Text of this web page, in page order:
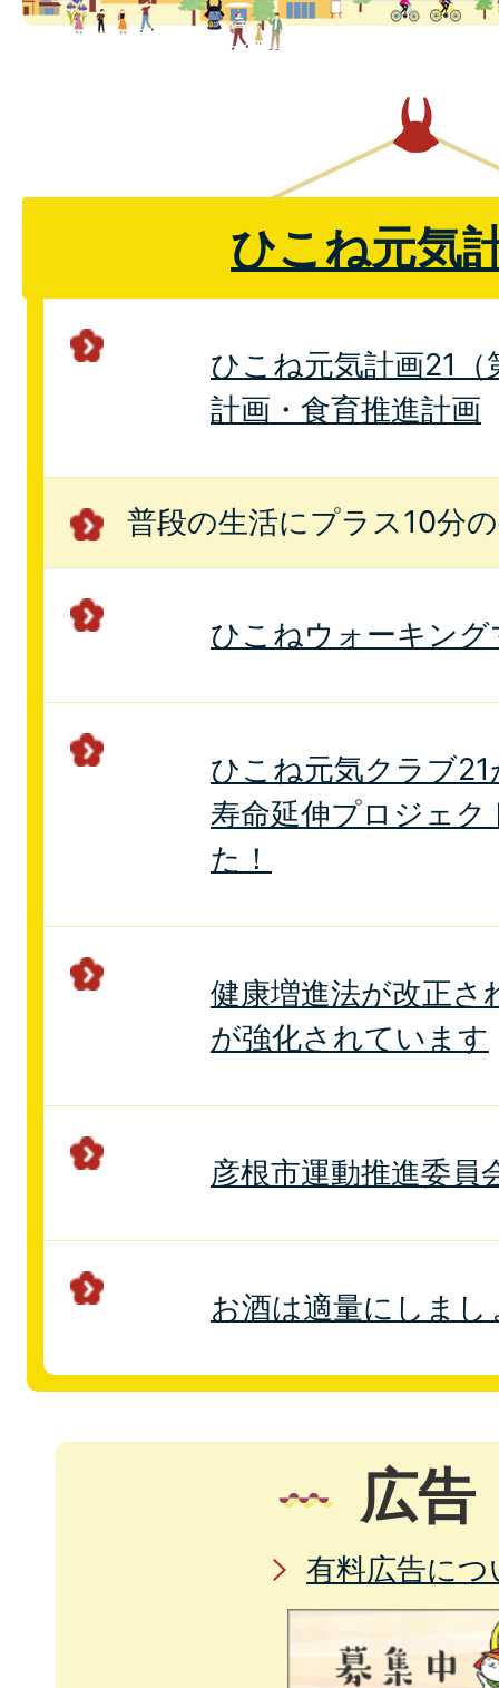
ひこね元気
ひこね元気計画21
計画・食育推進計画
普段の生活にプラス10分
ひこねウォーキン
ひこね元気クラブ
寿命延伸プロジェ
た！
健康増進法が改正さ
が強化されています
彦根市運動推進委員
お酒は適量にしまし
広告
有料広告につ